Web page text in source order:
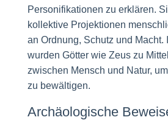
Personifikationen zu erklären.
kollektive Projektionen
an Ordnung, Schutz und Macht.
wurden Götter wie Zeus zu
zwischen Mensch und Natur,
zu bewältigen.
Archäologische